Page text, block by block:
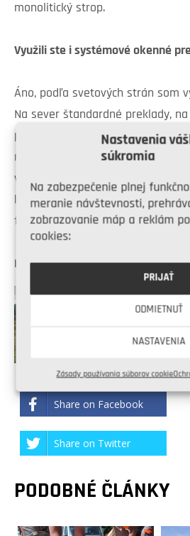
Nastavenia
súkromia
Na zabezpečenie plnej
meranie návštevnosti,
zobrazovanie máp a reklám
cookies:
PRIJAŤ
ODMIETNUŤ
NASTAVENIA
Zásady používania súborov cookie
monolitický strop.
Využili ste i systémové okenné
Áno, podľa svetových strán som
Na sever štandardné preklady,
preklady s žalúziovou schránkou.
neinštaloval hneď, mám hotovú
vrátane elektroinštalácie a
kedykoľvek bez toho, aby som
fasády.
Mohlo by vás zaujímať
Koľko
Share on Facebook
Share on Twitter
PODOBNÉ ČLÁNKY